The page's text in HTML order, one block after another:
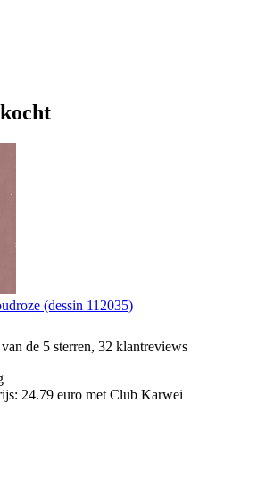
(dessin 112035)
de 5 sterren, 32 klantreviews
24.79 euro met Club Karwei